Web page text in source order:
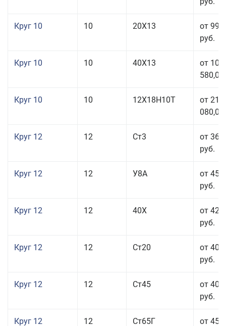
Круг 10 10 20Х13
от 99
руб.
Круг 10 10 40Х13
от 106
580,00
Круг 10 10 12Х18Н10Т
от 215
080,00
Круг 12 12 Ст3
от 36
руб.
Круг 12 12 У8А
от 45
руб.
Круг 12 12 40Х
от 42
руб.
Круг 12 12 Ст20
от 40
руб.
Круг 12 12 Ст45
от 40
руб.
Круг 12 12 Ст65Г
от 45